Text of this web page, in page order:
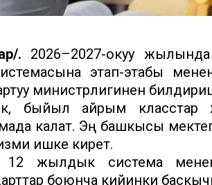
. 2026–2027-окуу
этап-этабы менен
министрлигинен
быйыл айрым
калат. Эң башкысы
ишке кирет.
12 жылдык система
боюнча кийинки